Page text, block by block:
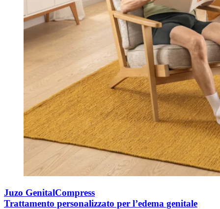
Juzo GenitalCompress
Trattamento personalizzato per l’edema genitale